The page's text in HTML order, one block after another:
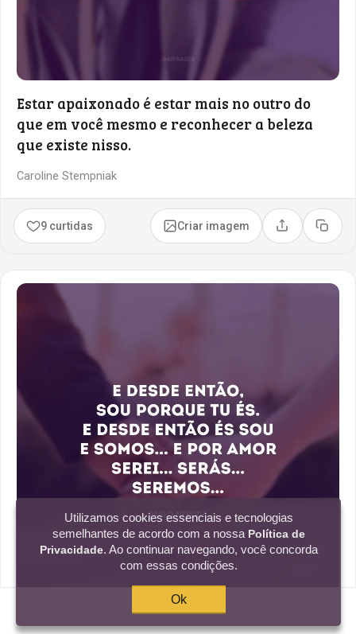
Estar apaixonado é estar mais no outro do
que em você mesmo e reconhecer a beleza
que existe nisso.
Caroline Stempniak
9 curtidas Criar imagem Compartilhar
Copiar
E desde então, sou porque tu és. E desde então
Utilizamos cookies essenciais e tecnologias
semelhantes de acordo com a nossa Política de
Privacidade. Ao continuar navegando, você concorda
com essas condições.
Ok